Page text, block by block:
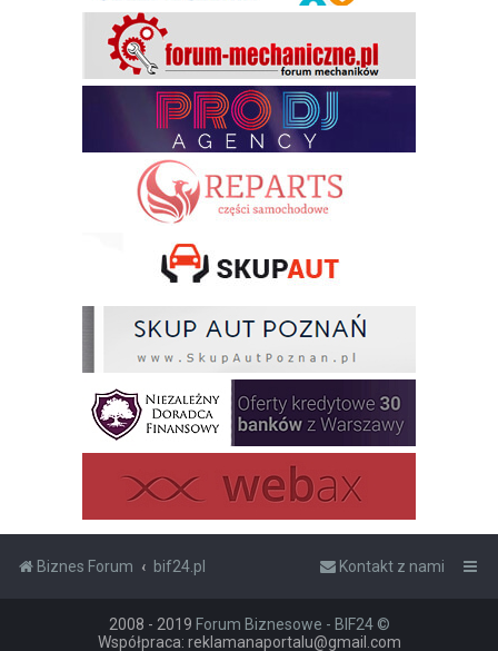
Biznes Forum bif24.pl Kontakt z nami
2008 - 2019 Forum Biznesowe - BIF24 ©
Współpraca: reklamanaportalu@gmail.com